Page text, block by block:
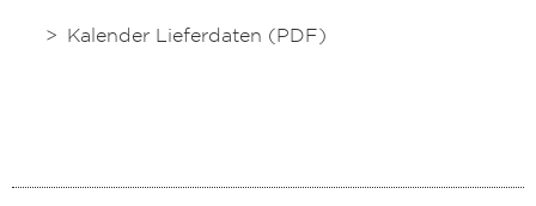
Kalender Lieferdaten (PDF)